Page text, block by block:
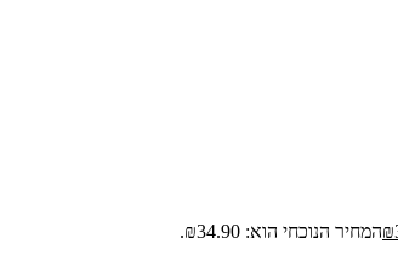
₪המחיר הנוכחי הוא: ₪34.90.